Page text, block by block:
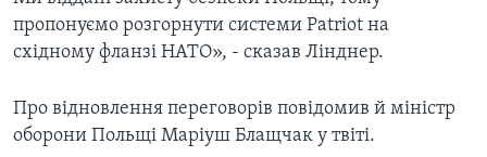
пропонуємо розгорнути системи Patriot на
східному фланзі НАТО», - сказав Лінднер.
Про відновлення переговорів повідомив й міністр
оборони Польщі Маріуш Блащчак у твіті.